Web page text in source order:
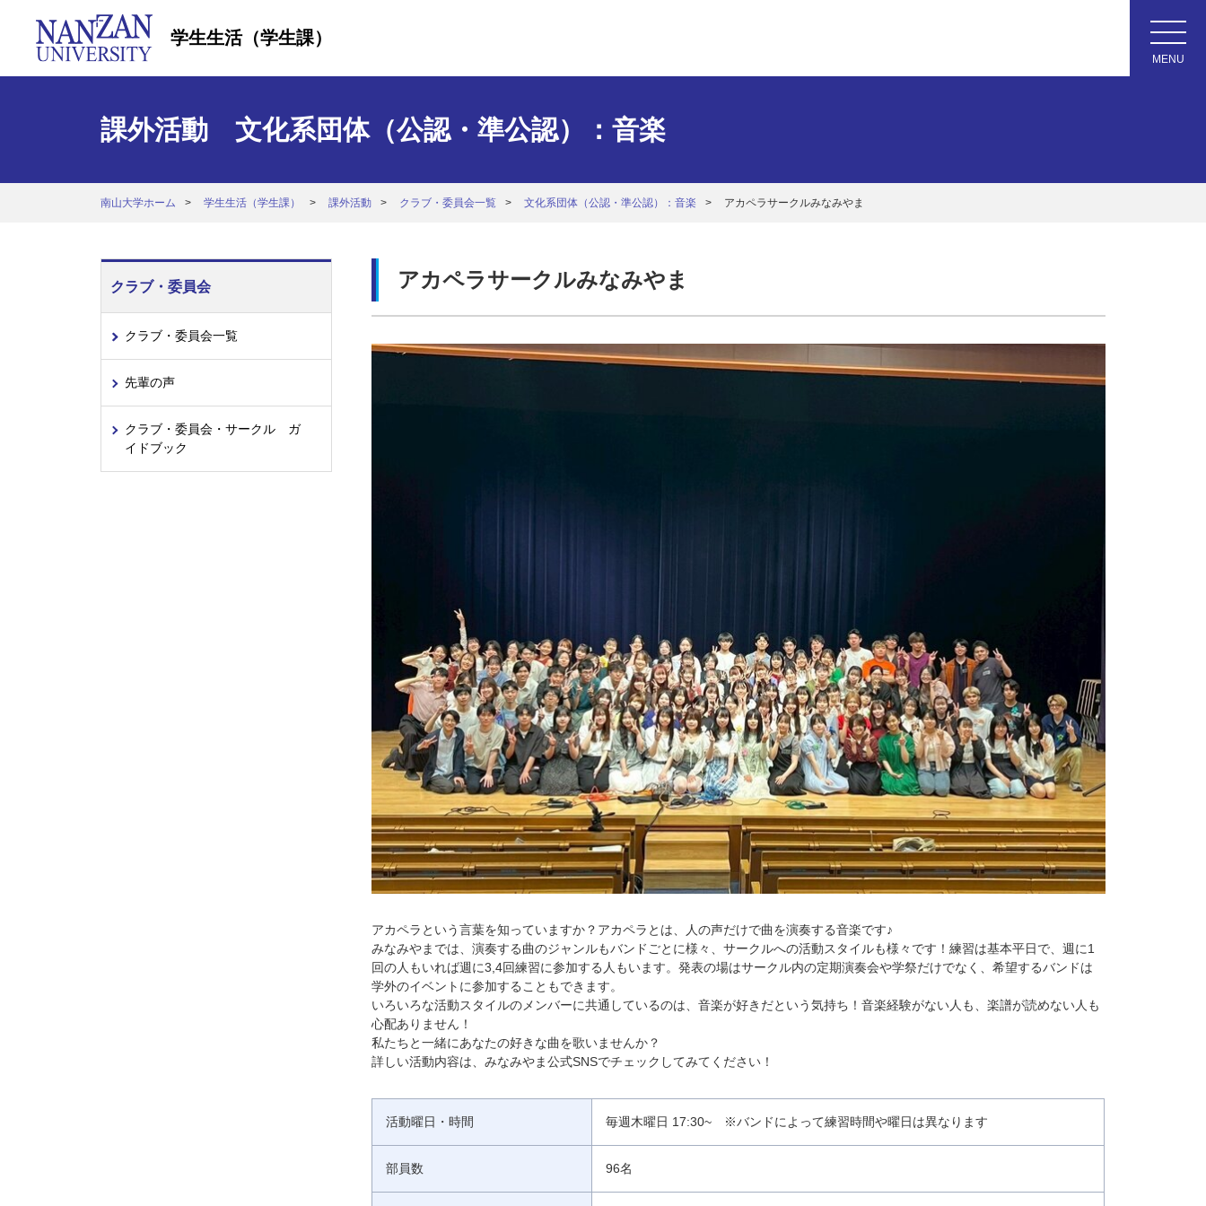
学生生活（学生課）
課外活動 文化系団体（公認・準公認）：音楽
南山大学ホーム 学生生活（学生課） 課外活動 クラブ・委員会一覧 文化系団体（公認・準公認）：音楽 アカペラサークルみなみやま
アカペラサークルみなみやま
アカペラという言葉を知っていますか？アカペラとは、人の声だけで曲を演奏する音楽です♪
みなみやまでは、演奏する曲のジャンルもバンドごとに様々、サークルへの活動スタイルも様々です！練習は基本平日で、週に1
回の人もいれば週に3,4回練習に参加する人もいます。発表の場はサークル内の定期演奏会や学祭だけでなく、希望するバンドは
学外のイベントに参加することもできます。
いろいろな活動スタイルのメンバーに共通しているのは、音楽が好きだという気持ち！音楽経験がない人も、楽譜が読めない人も
心配ありません！
私たちと一緒にあなたの好きな曲を歌いませんか？
詳しい活動内容は、みなみやま公式SNSでチェックしてみてください！
活動曜日・時間 毎週木曜日 17:30~ ※バンドによって練習時間や曜日は異なります
部員数 96名
クラブ・委員会
クラブ・委員会一覧
先輩の声
クラブ・委員会・サークル ガ
イドブック